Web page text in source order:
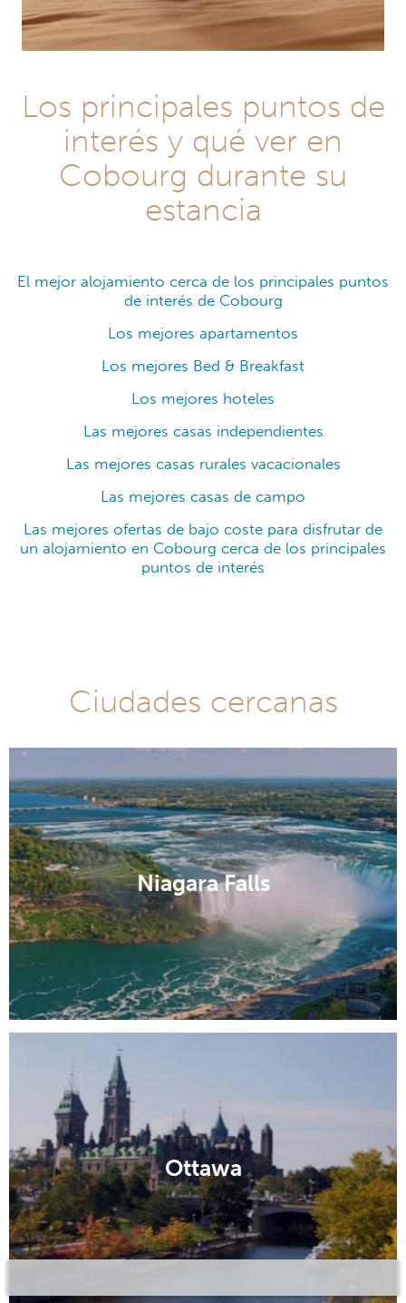
Los principales puntos de
interés y qué ver en
Cobourg durante su
estancia
El mejor alojamiento cerca de los principales puntos
de interés de Cobourg
Los mejores apartamentos
Los mejores Bed & Breakfast
Los mejores hoteles
Las mejores casas independientes
Las mejores casas rurales vacacionales
Las mejores casas de campo
Las mejores ofertas de bajo coste para disfrutar de
un alojamiento en Cobourg cerca de los principales
puntos de interés
Ciudades cercanas
Niagara Falls
Ottawa